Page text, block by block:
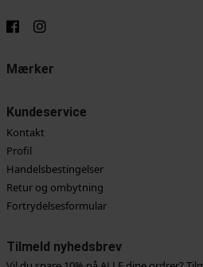
Mærker
Kundeservice
Kontakt
Profil
Handelsbestingelser
Retur og ombytning
Fortrydelsesformular
Tilmeld nyhedsbrev